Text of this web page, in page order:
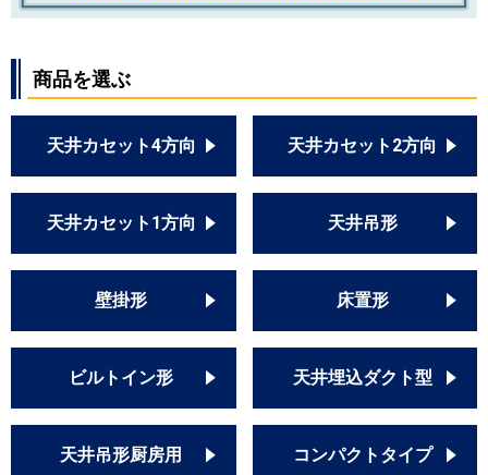
商品を選ぶ
天井カセット4方向 天井カセット2方向
天井カセット1方向 天井吊形
壁掛形 床置形
ビルトイン形 天井埋込ダクト型
天井吊形厨房用 コンパクトタイプ